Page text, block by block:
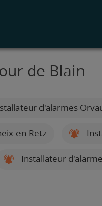
de Blain
d'alarmes
en-Retz
Installateur